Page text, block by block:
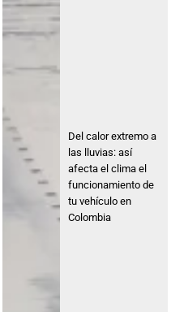
Del calor extremo a
las lluvias: así
afecta el clima el
funcionamiento de
tu vehículo en
Colombia